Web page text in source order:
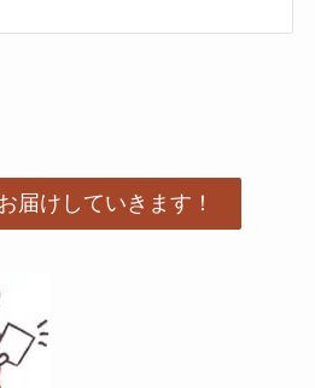
届けしていきます！